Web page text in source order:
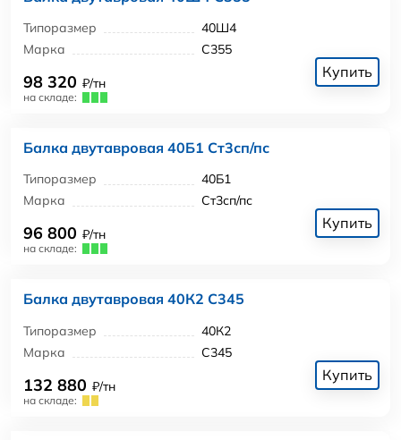
Типоразмер
40Ш4
Марка
С355
98 320 ₽/тн
на складе:
Купить
Балка двутавровая 40Б1 Ст3сп/пс
Типоразмер
40Б1
Марка
Ст3сп/пс
96 800 ₽/тн
на складе:
Купить
Балка двутавровая 40К2 С345
Типоразмер
40К2
Марка
С345
132 880 ₽/тн
на складе:
Купить